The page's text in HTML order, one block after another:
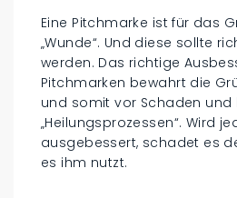
Eine Pitchmarke ist für das
„Wunde“. Und diese sollte
werden. Das richtige
Pitchmarken bewahrt die
und somit vor Schaden und
„Heilungsprozessen“. Wird
ausgebessert, schadet es
es ihm nutzt.